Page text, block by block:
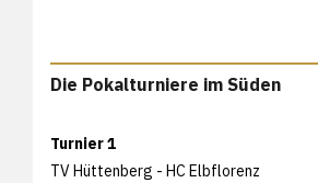
Die Pokalturniere im Süden
Turnier 1
TV Hüttenberg - HC Elbflorenz